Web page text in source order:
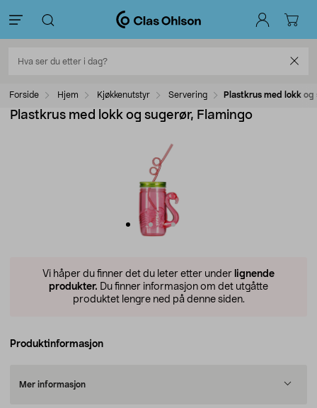
Forside Hjem Kjøkkenutstyr Servering Plastkrus med lokk og
Plastkrus med lokk og sugerør, Flamingo
Vi håper du finner det du leter etter under lignende
produkter. Du finner informasjon om det utgåtte
produktet lengre ned på denne siden.
Produktinformasjon
Mer informasjon